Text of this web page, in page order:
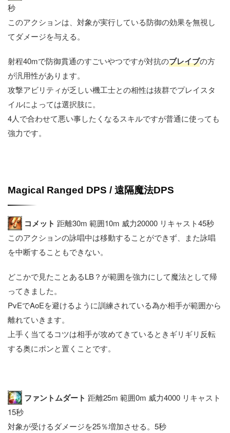
秒
このアクションは、対象が実行している防御の効果を無視し
てダメージを与える。
射程40mで防御貫通のすごいやつですが対抗のブレイブの方
が汎用性があります。
攻撃アビリティが乏しい機工士との相性は抜群でプレイスタ
イルによっては選択肢に。
4人で合わせて悪い事したくなるスキルですが普通に使っても
強力です。
Magical Ranged DPS / 遠隔魔法DPS
コメット 距離30m 範囲10m 威力20000 リキャスト45秒
このアクションの詠唱中は移動することができず、また詠唱
を中断することもできない。
どこかで見たことあるLB？が範囲を強力にして魔法として帰
ってきました。
PvEでAoEを避けるように訓練されている為か相手が範囲から
離れていきます。
上手く当てるコツは相手が攻めてきているときギリギリ反転
する奥にポンと置くことです。
ファントムダート 距離25m 範囲0m 威力4000 リキャスト
15秒
対象が受けるダメージを25％増加させる。5秒